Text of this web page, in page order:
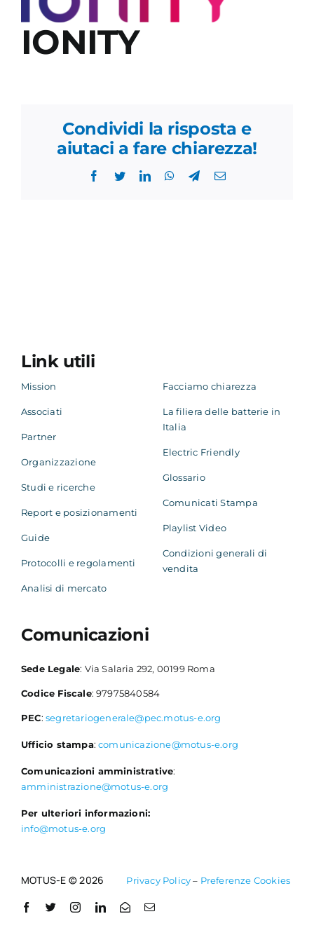
Academy
IONITY
Condividi la risposta e
aiutaci a fare chiarezza!
Facebook
TwitterLinkedInWhatsApp
TelegramEmail
Link utili
Mission
Associati
Partner
Organizzazione
Studi e ricerche
Report e posizionamenti
Guide
Protocolli e regolamenti
Analisi di mercato
Facciamo chiarezza
La filiera delle batterie in
Italia
Electric Friendly
Glossario
Comunicati Stampa
Playlist Video
Condizioni generali di
vendita
Comunicazioni
Sede Legale: Via Salaria 292, 00199 Roma
Codice Fiscale: 97975840584
PEC: segretariogenerale@pec.motus-e.org
Ufficio stampa:comunicazione@motus-e.org
Comunicazioni amministrative:
amministrazione@motus-e.org
Per ulteriori informazioni:
info@motus-e.org
MOTUS-E © 2026 Privacy Policy– Preferenze Cookies